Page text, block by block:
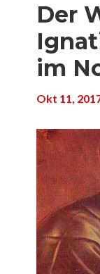
Der
im
Okt 11,